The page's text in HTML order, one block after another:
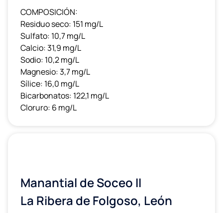
COMPOSICIÓN:
Residuo seco: 151 mg/L
Sulfato: 10,7 mg/L
Calcio: 31,9 mg/L
Sodio: 10,2 mg/L
Magnesio: 3,7 mg/L
Sílice: 16,0 mg/L
Bicarbonatos: 122,1 mg/L
Cloruro: 6 mg/L
Manantial de Soceo II
La Ribera de Folgoso, León